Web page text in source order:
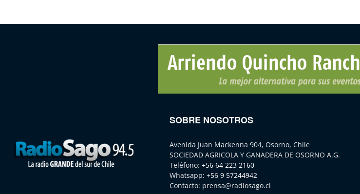
SOBRE NOSOTROS
Avenida Juan Mackenna 904, Osorno, Chile
SOCIEDAD AGRICOLA Y GANADERA DE OSORNO A.G.
Teléfono: +56 64 223 2160
Whatsapp: +56 9 57244942
Contacto: prensa@radiosago.cl